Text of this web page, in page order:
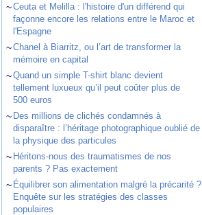
~Ceuta et Melilla : l'histoire d'un différend qui
façonne encore les relations entre le Maroc et
l'Espagne
~Chanel à Biarritz, ou l’art de transformer la
mémoire en capital
~Quand un simple T-shirt blanc devient
tellement luxueux qu’il peut coûter plus de
500 euros
~ Des millions de clichés condamnés à
disparaître : l’héritage photographique oublié de
la physique des particules
~ Héritons-nous des traumatismes de nos
parents ? Pas exactement
~ Équilibrer son alimentation malgré la précarité ?
Enquête sur les stratégies des classes
populaires